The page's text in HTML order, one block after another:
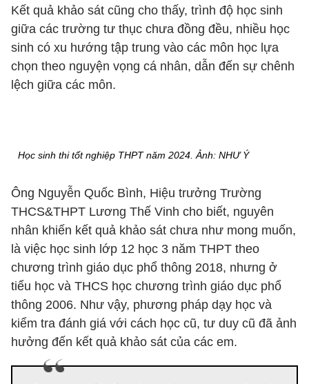
Kết quả khảo sát cũng cho thấy, trình độ học sinh
giữa các trường tư thục chưa đồng đều, nhiều học
sinh có xu hướng tập trung vào các môn học lựa
chọn theo nguyện vọng cá nhân, dẫn đến sự chênh
lệch giữa các môn.
Học sinh thi tốt nghiệp THPT năm 2024. Ảnh: NHƯ Ý
Ông Nguyễn Quốc Bình, Hiệu trưởng Trường
THCS&THPT Lương Thế Vinh cho biết, nguyên
nhân khiến kết quả khảo sát chưa như mong muốn,
là việc học sinh lớp 12 học 3 năm THPT theo
chương trình giáo dục phổ thông 2018, nhưng ở
tiểu học và THCS học chương trình giáo dục phổ
thông 2006. Như vậy, phương pháp dạy học và
kiểm tra đánh giá với cách học cũ, tư duy cũ đã ảnh
hưởng đến kết quả khảo sát của các em.